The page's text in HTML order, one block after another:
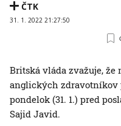
ČTK
31. 1. 2022 21:27:50
Britská vláda zvažuje,
anglických zdravotníkov
pondelok (31. 1.) pred
Sajid Javid.